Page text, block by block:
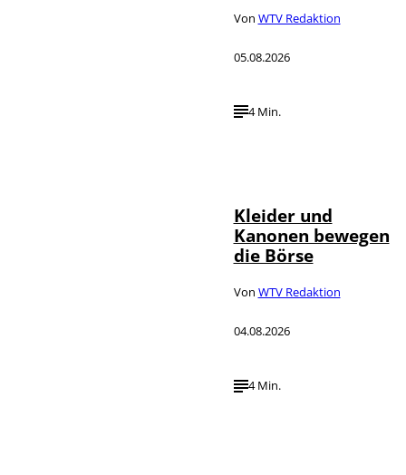
Von WTV Redaktion
05.08.2026
4 Min.
Kleider und
Kanonen bewegen
die Börse
Von WTV Redaktion
04.08.2026
4 Min.